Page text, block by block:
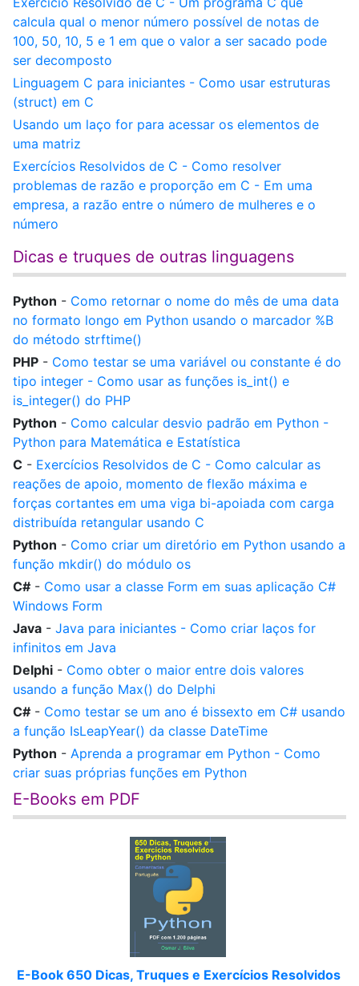
calcula qual o menor número possível de notas de
100, 50, 10, 5 e 1 em que o valor a ser sacado pode
ser decomposto
Linguagem C para iniciantes - Como usar estruturas
(struct) em C
Usando um laço for para acessar os elementos de
uma matriz
Exercícios Resolvidos de C - Como resolver
problemas de razão e proporção em C - Em uma
empresa, a razão entre o número de mulheres e o
número
Dicas e truques de outras linguagens
Python - Como retornar o nome do mês de uma data
no formato longo em Python usando o marcador %B
do método strftime()
PHP - Como testar se uma variável ou constante é do
tipo integer - Como usar as funções is_int() e
is_integer() do PHP
Python - Como calcular desvio padrão em Python -
Python para Matemática e Estatística
C - Exercícios Resolvidos de C - Como calcular as
reações de apoio, momento de flexão máxima e
forças cortantes em uma viga bi-apoiada com carga
distribuída retangular usando C
Python - Como criar um diretório em Python usando a
função mkdir() do módulo os
C# - Como usar a classe Form em suas aplicação C#
Windows Form
Java - Java para iniciantes - Como criar laços for
infinitos em Java
Delphi - Como obter o maior entre dois valores
usando a função Max() do Delphi
C# - Como testar se um ano é bissexto em C# usando
a função IsLeapYear() da classe DateTime
Python - Aprenda a programar em Python - Como
criar suas próprias funções em Python
E-Books em PDF
E-Book 650 Dicas, Truques e Exercícios Resolvidos